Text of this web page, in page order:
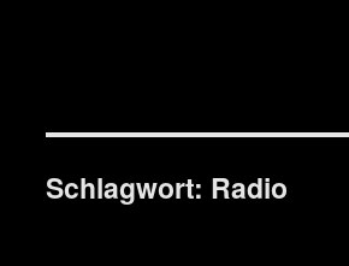
Schlagwort: Radio